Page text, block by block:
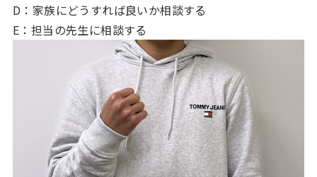
D：家族にどうすれば良いか相談する
E：担当の先生に相談する